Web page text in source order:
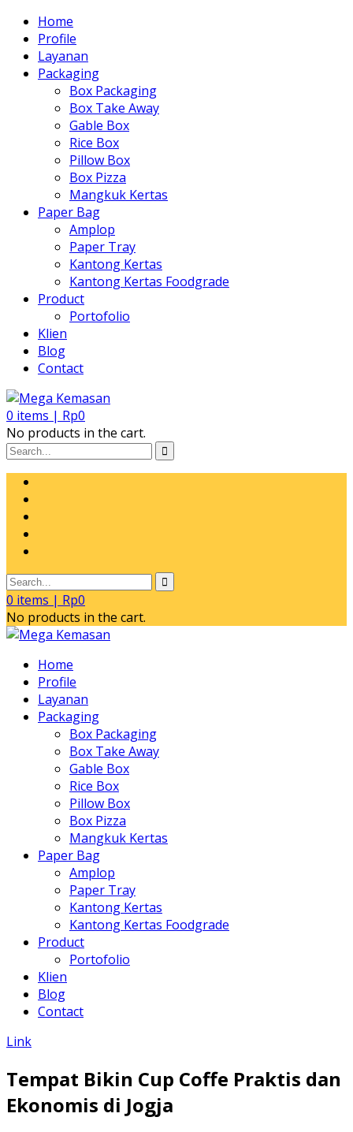
Home
Profile
Layanan
Packaging
Box Packaging
Box Take Away
Gable Box
Rice Box
Pillow Box
Box Pizza
Mangkuk Kertas
Paper Bag
Amplop
Paper Tray
Kantong Kertas
Kantong Kertas Foodgrade
Product
Portofolio
Klien
Blog
Contact
0 items | Rp0
No products in the cart.
0 items | Rp0
No products in the cart.
Home
Profile
Layanan
Packaging
Box Packaging
Box Take Away
Gable Box
Rice Box
Pillow Box
Box Pizza
Mangkuk Kertas
Paper Bag
Amplop
Paper Tray
Kantong Kertas
Kantong Kertas Foodgrade
Product
Portofolio
Klien
Blog
Contact
Link
Tempat Bikin Cup Coffe Praktis dan
Ekonomis di Jogja